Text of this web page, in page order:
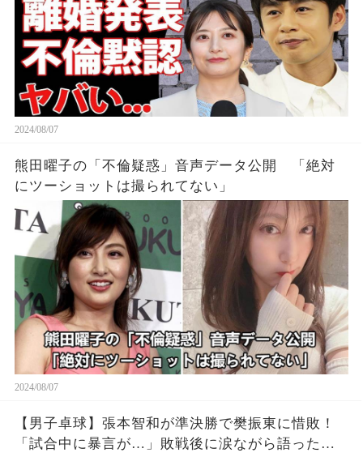
2024/08/07
熊田曜子の「不倫疑惑」音声データ公開 「絶対
にツーショットは撮られてない」
2024/08/07
【男子卓球】張本智和が準決勝で樊振東に惜敗！
「試合中に暴言が…」敗戦後に涙ながら語った中